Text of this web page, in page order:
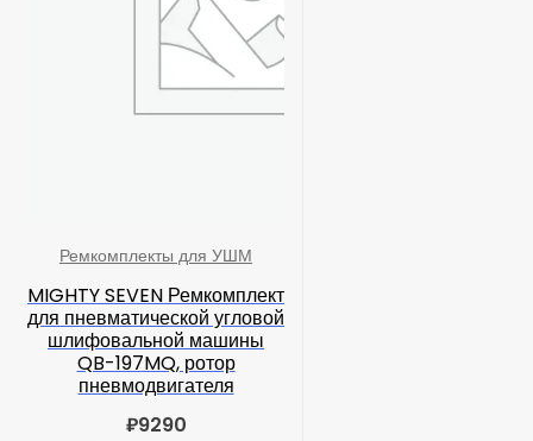
Ремкомплекты для УШМ
MIGHTY SEVEN Ремкомплект
для пневматической угловой
шлифовальной машины
QB-197MQ, ротор
пневмодвигателя
₽9290